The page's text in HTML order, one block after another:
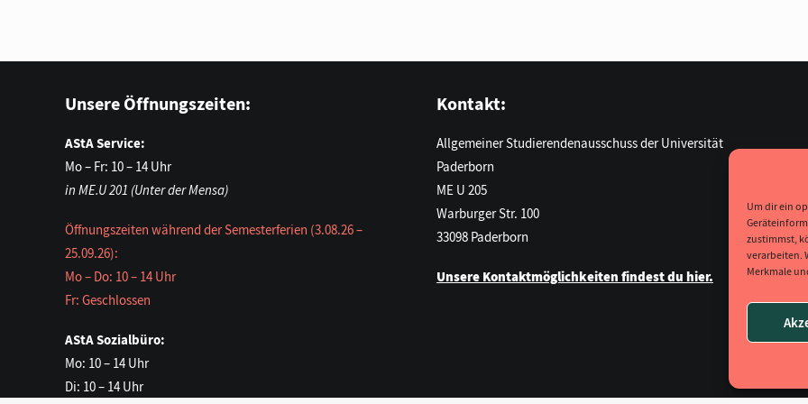
Um dir ein
zustimmst,
verarbeiten.
Merkmale
Unsere Öffnungszeiten:
AStA Service:
Mo – Fr: 10 – 14 Uhr
in ME.U 201 (Unter der Mensa)
Öffnungszeiten während der Semesterferien (3.08.26 –
25.09.26):
Mo – Do: 10 – 14 Uhr
Fr: Geschlossen
AStA Sozialbüro:
Mo: 10 – 14 Uhr
Di: 10 – 14 Uhr
Kontakt:
Allgemeiner Studierendenausschuss der Universität
Paderborn
ME U 205
Warburger Str. 100
33098 Paderborn
Unsere Kontaktmöglichkeiten findest du hier.